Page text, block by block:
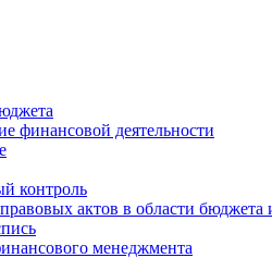
финансовой деятельности
контроль
актов в области бюджета
менеджмента